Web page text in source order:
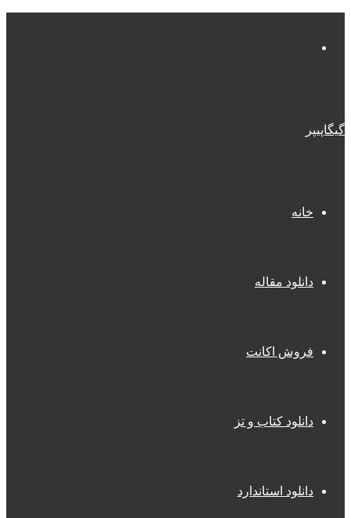
گیگاپیپر
خانه
دانلود مقاله
فروش اکانت
دانلود کتاب و تز
دانلود استاندارد